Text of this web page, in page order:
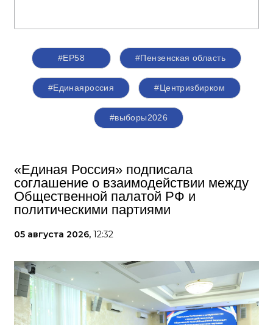
#ЕР58 #Пензенская область
#Единаяроссия #Центризбирком
#выборы2026
«Единая Россия» подписала
соглашение о взаимодействии между
Общественной палатой РФ и
политическими партиями
05 августа 2026, 12:32